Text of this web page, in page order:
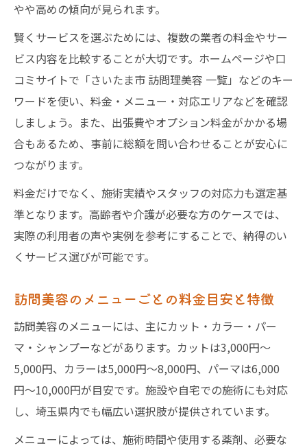
やや高めの傾向が見られます。
賢くサービスを選ぶためには、複数の業者の料金やサー
ビス内容を比較することが大切です。ホームページや口
コミサイトで「さいたま市 訪問理美容 一覧」などのキー
ワードを使い、料金・メニュー・対応エリアなどを確認
しましょう。また、出張費やオプション料金がかかる場
合もあるため、事前に総額を問い合わせることが安心に
つながります。
料金だけでなく、施術実績やスタッフの対応力も選定基
準となります。高齢者や介護が必要な方のケースでは、
実際の利用者の声や実例を参考にすることで、納得のい
くサービス選びが可能です。
訪問美容のメニューごとの料金目安と特徴
訪問美容のメニューには、主にカット・カラー・パー
マ・シャンプーなどがあります。カットは3,000円〜
5,000円、カラーは5,000円〜8,000円、パーマは6,000
円〜10,000円が目安です。施設や自宅での施術にも対応
し、埼玉県内でも幅広い選択肢が提供されています。
メニューによっては、施術時間や使用する薬剤、必要な